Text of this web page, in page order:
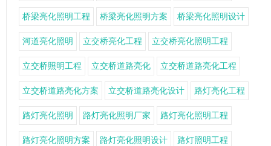
桥梁亮化照明工程 桥梁亮化照明方案 桥梁亮化照明设计
河道亮化照明 立交桥亮化工程 立交桥亮化照明工程
立交桥照明工程 立交桥道路亮化 立交桥道路亮化工程
立交桥道路亮化方案 立交桥道路亮化设计 路灯亮化工程
路灯亮化照明 路灯亮化照明厂家 路灯亮化照明工程
路灯亮化照明方案 路灯亮化照明设计 路灯照明工程